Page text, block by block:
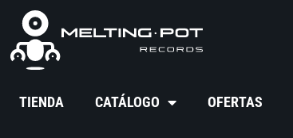
TIENDA CATÁLOGO OFERTAS